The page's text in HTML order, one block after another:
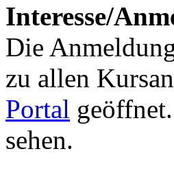
Interesse/
Die
zu allen
Portal geöffnet.
sehen.